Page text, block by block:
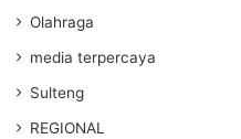
Olahraga
media terpercaya
Sulteng
REGIONAL